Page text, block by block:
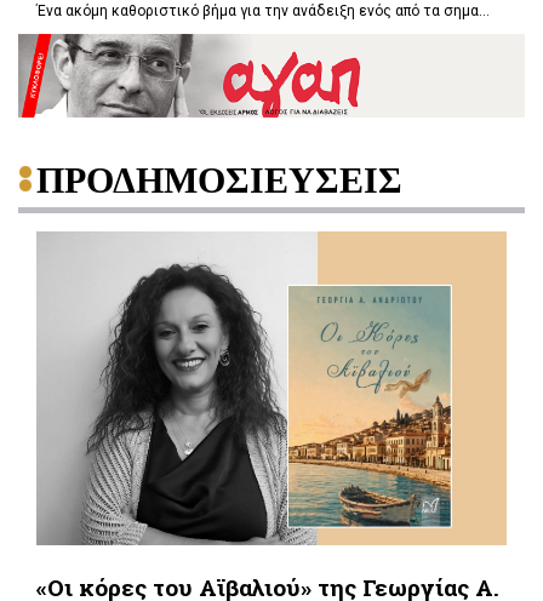
Ένα ακόμη καθοριστικό βήμα για την ανάδειξη ενός από τα σημα...
ΠΡΟΔΗΜΟΣΙΕΥΣΕΙΣ
«Οι κόρες του Αϊβαλιού» της Γεωργίας Α.